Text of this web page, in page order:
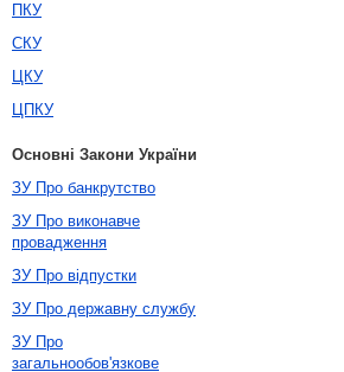
ПКУ
СКУ
ЦКУ
ЦПКУ
Основні Закони України
ЗУ Про банкрутство
ЗУ Про виконавче
провадження
ЗУ Про відпустки
ЗУ Про державну службу
ЗУ Про
загальнообов'язкове